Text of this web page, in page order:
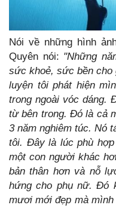
Nói về những hình
Quyên nói: "Những
sức khoẻ, sức bền cho
luyện tôi phát hiện
trong ngoài vóc dáng.
từ bên trong. Đó là cả
3 năm nghiêm túc. Nó
tôi. Đây là lúc phù
một con người khác
bản thân hơn và nỗ
hứng cho phụ nữ. Đó
mươi mới đẹp mà